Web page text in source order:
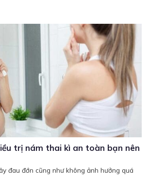
trị nám thai kì an toàn bạn nên
đau đớn cũng như không ảnh hưởng quá